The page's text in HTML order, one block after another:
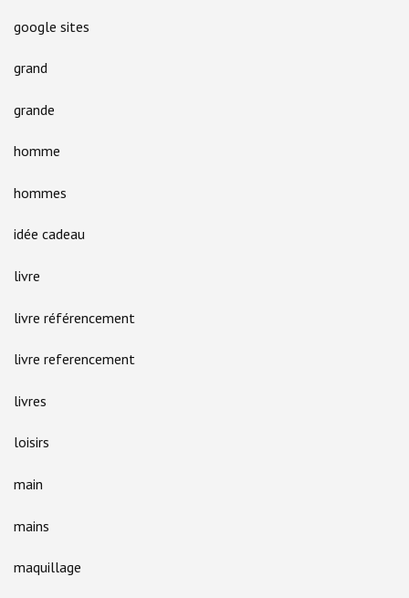
google sites
grand
grande
homme
hommes
idée cadeau
livre
livre référencement
livre referencement
livres
loisirs
main
mains
maquillage